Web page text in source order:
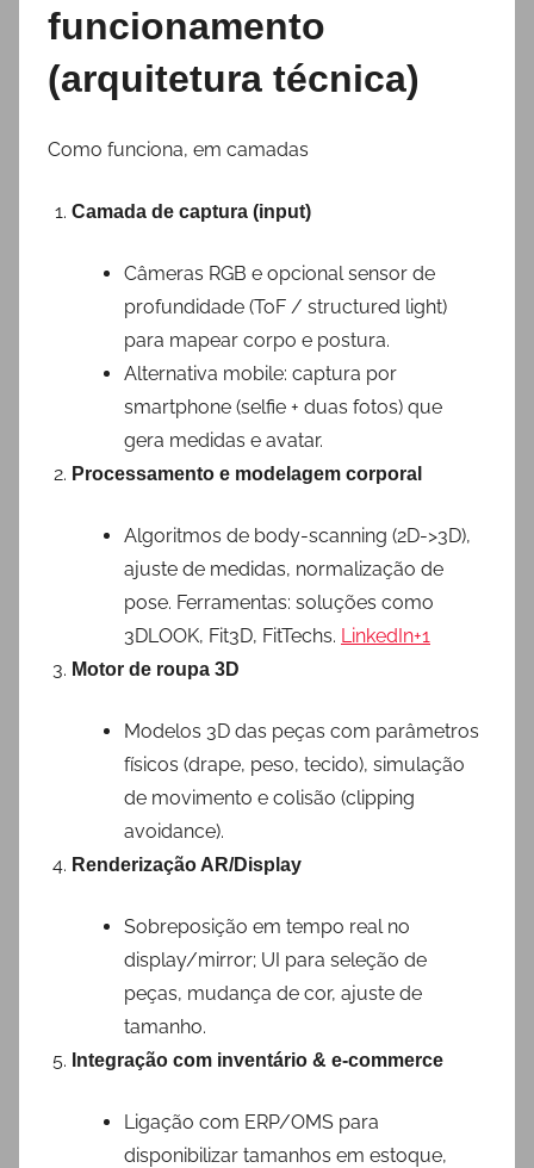
funcionamento
(arquitetura técnica)
Como funciona, em camadas
Camada de captura (input)
Câmeras RGB e opcional sensor de
profundidade (ToF / structured light)
para mapear corpo e postura.
Alternativa mobile: captura por
smartphone (selfie + duas fotos) que
gera medidas e avatar.
Processamento e modelagem corporal
Algoritmos de body-scanning (2D->3D),
ajuste de medidas, normalização de
pose. Ferramentas: soluções como
3DLOOK, Fit3D, FitTechs. LinkedIn+1
Motor de roupa 3D
Modelos 3D das peças com parâmetros
físicos (drape, peso, tecido), simulação
de movimento e colisão (clipping
avoidance).
Renderização AR/Display
Sobreposição em tempo real no
display/mirror; UI para seleção de
peças, mudança de cor, ajuste de
tamanho.
Integração com inventário & e-commerce
Ligação com ERP/OMS para
disponibilizar tamanhos em estoque,